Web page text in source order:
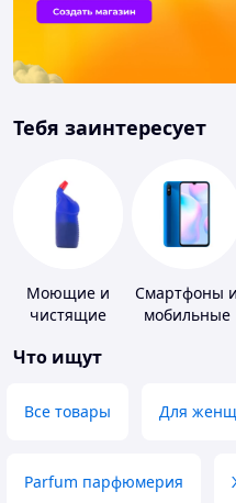
Тебя заинтересует
Моющие и
чистящие
Смартфоны и
мобильные
Что ищут
Все товары Для
Parfum парфюмерия